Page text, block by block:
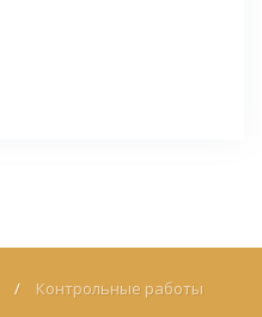
/ Контрольные работы